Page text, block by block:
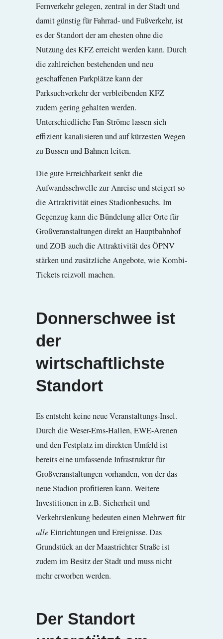
Fernverkehr gelegen, zentral in der Stadt und
damit günstig für Fahrrad- und Fußverkehr, ist
es der Standort der am ehesten ohne die
Nutzung des KFZ erreicht werden kann. Durch
die zahlreichen bestehenden und neu
geschaffenen Parkplätze kann der
Parksuchverkehr der verbleibenden KFZ
zudem gering gehalten werden.
Unterschiedliche Fan-Ströme lassen sich
effizient kanalisieren und auf kürzesten Wegen
zu Bussen und Bahnen leiten.
Die gute Erreichbarkeit senkt die
Aufwandsschwelle zur Anreise und steigert so
die Attraktivität eines Stadionbesuchs. Im
Gegenzug kann die Bündelung aller Orte für
Großveranstaltungen direkt an Hauptbahnhof
und ZOB auch die Attraktivität des ÖPNV
stärken und zusätzliche Angebote, wie Kombi-
Tickets reizvoll machen.
Donnerschwee ist
der
wirtschaftlichste
Standort
Es entsteht keine neue Veranstaltungs-Insel.
Durch die Weser-Ems-Hallen, EWE-Arenen
und den Festplatz im direkten Umfeld ist
bereits eine umfassende Infrastruktur für
Großveranstaltungen vorhanden, von der das
neue Stadion profitieren kann. Weitere
Investitionen in z.B. Sicherheit und
Verkehrslenkung bedeuten einen Mehrwert für
alleEinrichtungen und Ereignisse. Das
Grundstück an der Maastrichter Straße ist
zudem im Besitz der Stadt und muss nicht
mehr erworben werden.
Der Standort